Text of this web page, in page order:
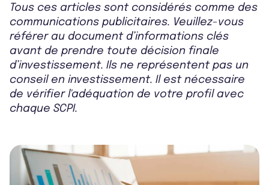
Tous ces articles sont considérés comme des
communications publicitaires. Veuillez-vous
référer au document d’informations clés
avant de prendre toute décision finale
d’investissement. Ils ne représentent pas un
conseil en investissement. Il est nécessaire
de vérifier l'adéquation de votre profil avec
chaque SCPI.